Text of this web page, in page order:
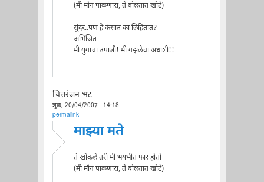
(मी मौन पाळणारा, ते बोलतात खोटे)
सुंदर..पण हे कंसात का लिहितात?
अभिजित
मी युगांचा उपाशी! मी गझलेचा अधाशी!!
चित्तरंजन भट
शुक्र, 20/04/2007 - 14:18
permalink
माझ्या मते
ते खोकले तरी मी भयभीत फार होतो
(मी मौन पाळणारा, ते बोलतात खोटे)